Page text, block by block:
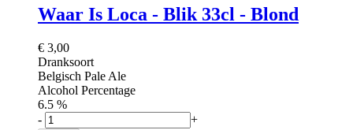
Waar Is Loca - Blik 33cl - Blond
€ 3,00
Dranksoort
Belgisch Pale Ale
Alcohol Percentage
6.5 %
-
+